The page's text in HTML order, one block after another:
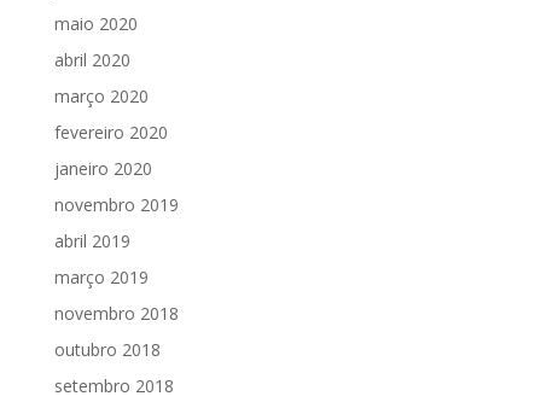
maio 2020
abril 2020
março 2020
fevereiro 2020
janeiro 2020
novembro 2019
abril 2019
março 2019
novembro 2018
outubro 2018
setembro 2018